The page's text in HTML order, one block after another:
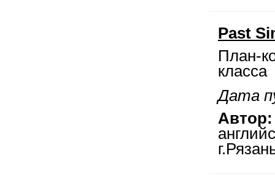
Past
План-
класса
Дата
Автор: